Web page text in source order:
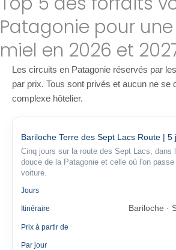
Patagonie pour
miel en 2026 et
Les circuits en Patagonie réservés par
par prix. Tous sont privés et aucun ne se
complexe hôtelier.
Bariloche Terre des Sept Lacs Route | 5
Cinq jours sur la route des Sept Lacs, dans
douce de la Patagonie et celle où l'on
voiture.
Jours
Itinéraire Bariloche ·
Prix à partir de
Par jour